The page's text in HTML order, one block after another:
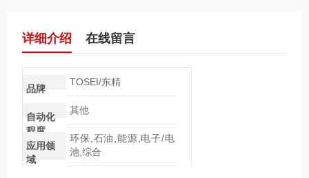
详细介绍 在线留言
品牌
TOSEI/东精
自动化
程度
其他
应用领
域
环保,石油,能源,电子/电
池,综合